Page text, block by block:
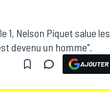
1, Nelson Piquet salue
devenu un homme".
AJOUTER